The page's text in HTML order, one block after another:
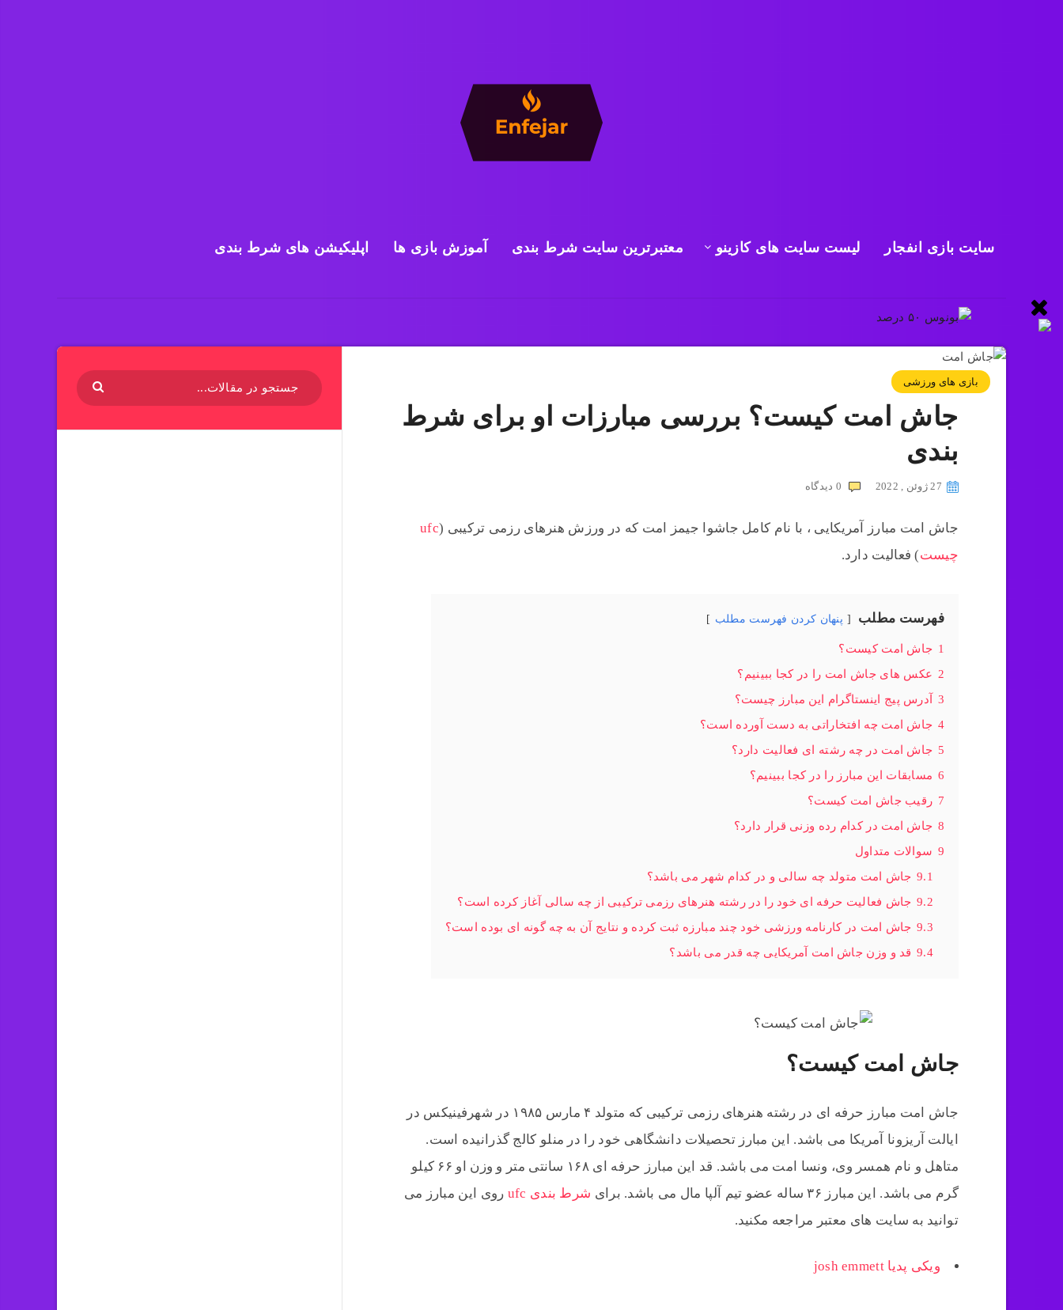
سایت بازی انفجار لیست سایت های کازینو معتبرترین سایت شرط بندی آموزش بازی ها اپلیکیشن های شرط بندی
بازی های ورزشی
جاش امت کیست؟ بررسی مبارزات او برای شرط
بندی
27 ژوئن , 2022 0 دیدگاه
جاش امت مبارز آمریکایی ، با نام کامل جاشوا جیمز امت که در ورزش هنرهای رزمی ترکیبی (ufc
چیست) فعالیت دارد.
فهرست مطلب پنهان کردن فهرست مطلب
1 جاش امت کیست؟
2 عکس های جاش امت را در کجا ببینیم؟
3 آدرس پیج اینستاگرام این مبارز چیست؟
4 جاش امت چه افتخاراتی به دست آورده است؟
5 جاش امت در چه رشته ای فعالیت دارد؟
6 مسابقات این مبارز را در کجا ببینیم؟
7 رقیب جاش امت کیست؟
8 جاش امت در کدام رده وزنی قرار دارد؟
9 سوالات متداول
9.1 جاش امت متولد چه سالی و در کدام شهر می باشد؟
9.2 جاش فعالیت حرفه ای خود را در رشته هنرهای رزمی ترکیبی از چه سالی آغاز کرده است؟
9.3 جاش امت در کارنامه ورزشی خود چند مبارزه ثبت کرده و نتایج آن به چه گونه ای بوده است؟
9.4 قد و وزن جاش امت آمریکایی چه قدر می باشد؟
جاش امت کیست؟
جاش امت مبارز حرفه ای در رشته هنرهای رزمی ترکیبی که متولد ۴ مارس ۱۹۸۵ در شهرفینیکس در
ایالت آریزونا آمریکا می باشد. این مبارز تحصیلات دانشگاهی خود را در منلو کالج گذرانیده است.
متاهل و نام همسر وی، ونسا امت می باشد. قد این مبارز حرفه ای ۱۶۸ سانتی متر و وزن او ۶۶ کیلو
گرم می باشد. این مبارز ۳۶ ساله عضو تیم آلپا مال می باشد. برای
شرط بندی ufc
روی این مبارز می
توانید به سایت های معتبر مراجعه مکنید.
ویکی پدیا josh emmett